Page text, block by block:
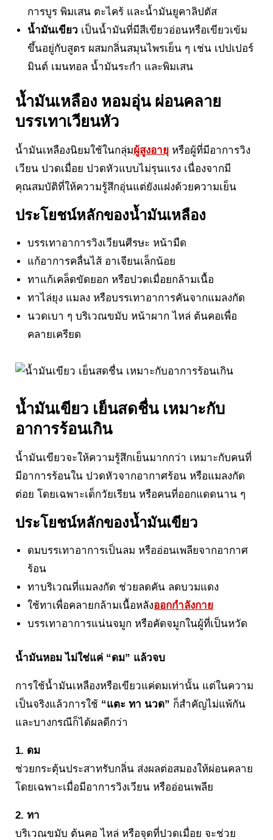
การบูร พิมเสน ตะไคร้ และน้ำมันยูคาลิปตัส
น้ำมันเขียว เป็นน้ำมันที่มีสีเขียวอ่อนหรือเขียวเข้ม
ขึ้นอยู่กับสูตร ผสมกลิ่นสมุนไพรเย็น ๆ เช่น เปปเปอร์
มินต์ เมนทอล น้ำมันระกำ และพิมเสน
น้ำมันเหลือง หอมอุ่น ผ่อนคลาย
บรรเทาเวียนหัว
น้ำมันเหลืองนิยมใช้ในกลุ่มผู้สูงอายุ หรือผู้ที่มีอาการวิง
เวียน ปวดเมื่อย ปวดหัวแบบไม่รุนแรง เนื่องจากมี
คุณสมบัติที่ให้ความรู้สึกอุ่นแต่ยังแฝงด้วยความเย็น
ประโยชน์หลักของน้ำมันเหลือง
บรรเทาอาการวิงเวียนศีรษะ หน้ามืด
แก้อาการคลื่นไส้ อาเจียนเล็กน้อย
ทาแก้เคล็ดขัดยอก หรือปวดเมื่อยกล้ามเนื้อ
ทาไล่ยุง แมลง หรือบรรเทาอาการคันจากแมลงกัด
นวดเบา ๆ บริเวณขมับ หน้าผาก ไหล่ ต้นคอเพื่อ
คลายเครียด
น้ำมันเขียว เย็นสดชื่น เหมาะกับ
อาการร้อนเกิน
น้ำมันเขียวจะให้ความรู้สึกเย็นมากกว่า เหมาะกับคนที่
มีอาการร้อนใน ปวดหัวจากอากาศร้อน หรือแมลงกัด
ต่อย โดยเฉพาะเด็กวัยเรียน หรือคนที่ออกแดดนาน ๆ
ประโยชน์หลักของน้ำมันเขียว
ดมบรรเทาอาการเป็นลม หรืออ่อนเพลียจากอากาศ
ร้อน
ทาบริเวณที่แมลงกัด ช่วยลดคัน ลดบวมแดง
ใช้ทาเพื่อคลายกล้ามเนื้อหลังออกกำลังกาย
บรรเทาอาการแน่นจมูก หรือคัดจมูกในผู้ที่เป็นหวัด
น้ำมันหอม ไม่ใช่แค่ “ดม” แล้วจบ
การใช้น้ำมันเหลืองหรือเขียวแค่ดมเท่านั้น แต่ในความ
เป็นจริงแล้วการใช้ “แตะ ทา นวด” ก็สำคัญไม่แพ้กัน
และบางกรณีก็ได้ผลดีกว่า
1. ดม
ช่วยกระตุ้นประสาทรับกลิ่น ส่งผลต่อสมองให้ผ่อนคลาย
โดยเฉพาะเมื่อมีอาการวิงเวียน หรืออ่อนเพลีย
2. ทา
บริเวณขมับ ต้นคอ ไหล่ หรือจุดที่ปวดเมื่อย จะช่วย